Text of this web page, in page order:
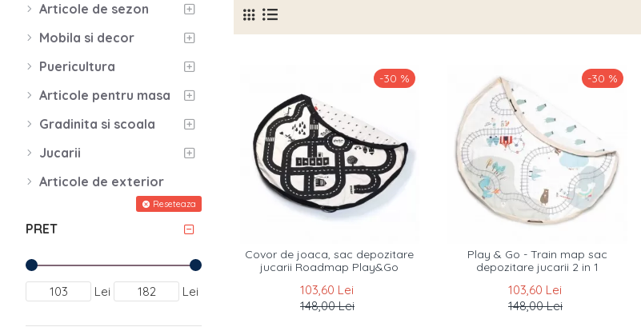
Articole de sezon
Mobila si decor
Puericultura
Articole pentru masa
Gradinita si scoala
Jucarii
Articole de exterior
Reseteaza
PRET
Lei Lei
-30 %
Covor de joaca, sac depozitare
jucarii Roadmap Play&Go
103,60 Lei
148,00 Lei
-30 %
Play & Go - Train map sac
depozitare jucarii 2 in 1
103,60 Lei
148,00 Lei